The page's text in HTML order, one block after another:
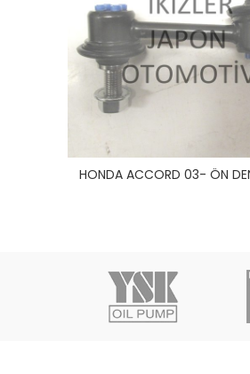
HONDA ACCORD 03- ÖN